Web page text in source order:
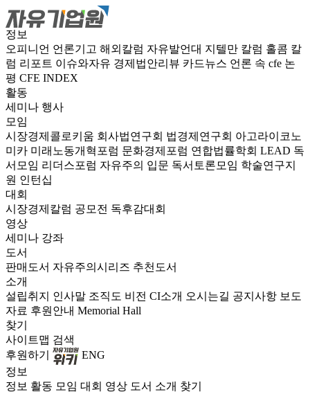
정보
오피니언 언론기고 해외칼럼 자유발언대 지텔만 칼럼 홀콤 칼
럼 리포트 이슈와자유 경제법안리뷰 카드뉴스 언론 속 cfe 논
평 CFE INDEX
활동
세미나 행사
모임
시장경제콜로키움 회사법연구회 법경제연구회 아고라이코노
미카 미래노동개혁포럼 문화경제포럼 연합법률학회 LEAD 독
서모임 리더스포럼 자유주의 입문 독서토론모임 학술연구지
원 인턴십
대회
시장경제칼럼 공모전 독후감대회
영상
세미나 강좌
도서
판매도서 자유주의시리즈 추천도서
소개
설립취지 인사말 조직도 비전 CI소개 오시는길 공지사항 보도
자료 후원안내 Memorial Hall
찾기
사이트맵 검색
후원하기
ENG
정보
정보 활동 모임 대회 영상 도서 소개 찾기